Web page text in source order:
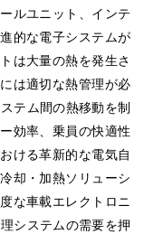
ルユニット、インテ
的な電子システムが
は大量の熱を発生さ
は適切な熱管理が必
テム間の熱移動を制
効率、乗員の快適性
ける革新的な電気自
却・加熱ソリューシ
な車載エレクトロニ
システムの需要を押